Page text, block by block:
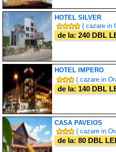
HOTEL SILVER
( cazare in
de la: 240 DBL
HOTEL IMPERO
( cazare in
de la: 140 DBL
CASA PAVEIOS
( cazare in
de la: 80 DBL LEI